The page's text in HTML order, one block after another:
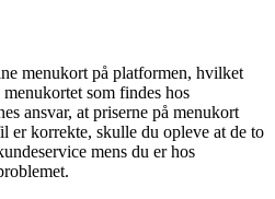
menukort på platformen, hvilket
som findes hos
ansvar, at priserne på menukort
er korrekte, skulle du opleve at de to
mens du er hos